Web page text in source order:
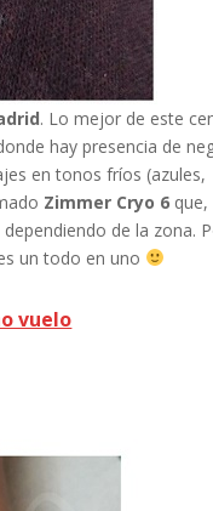
. Lo mejor de este
hay presencia de
en tonos fríos (azules,
Zimmer Cryo 6
de la zona.
un todo en uno
vuelo